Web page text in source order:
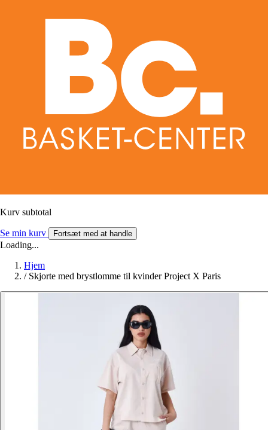
Kurv subtotal
Se min kurv Fortsæt med at handle
Loading...
Hjem
/ Skjorte med brystlomme til kvinder Project X Paris